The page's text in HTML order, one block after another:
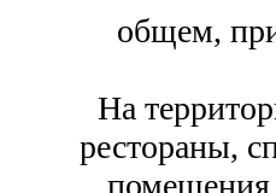
общем,
На
рестораны,
помещения